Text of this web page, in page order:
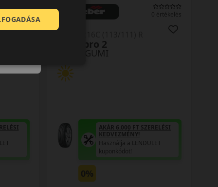
0 értékelés 0 értékelés
NYÁRI GUMI
Transpro 2
AKÁR 6.000 FT SZERELÉSI
KEDVEZMÉNY!
Használja a LENDÜLET
kuponkódot!
0%